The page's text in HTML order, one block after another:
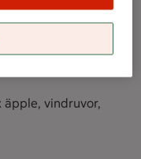
äpple, vindruvor,